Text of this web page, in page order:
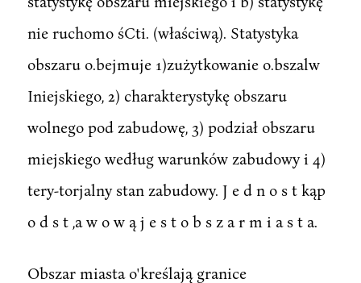
nie ruchomo śCti. (właściwą). Statystyka
obszaru o.bejmuje 1)zużytkowanie o.bszalw
Iniejskiego, 2) charakterystykę obszaru
wolnego pod zabudowę, 3) podział obszaru
miejskiego według warunków zabudowy i 4)
tery-torjalny stan zabudowy. J e d n o s t kąp
o d s t ,a w o w ą j e s t o b s z a r m i a s t a.
Obszar miasta o'kreślają granice